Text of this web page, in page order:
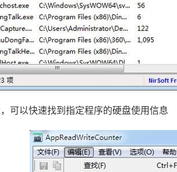
可以快速找到指定程序的硬盘使用信息